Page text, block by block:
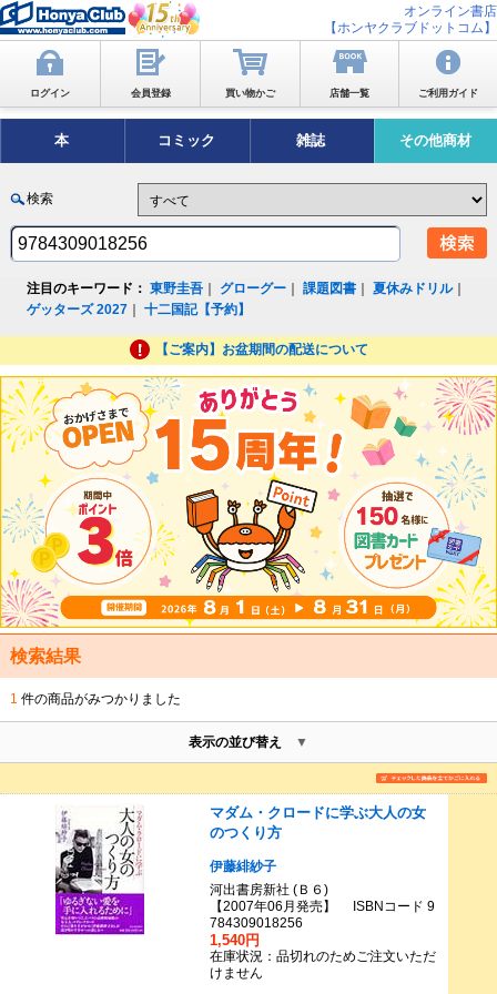
オンライン書店
【ホンヤクラブドットコム】
ログイン 会員登録 買い物かご 店舗一覧 ご利用ガイド
本 コミック 雑誌 その他商材
検索
注目のキーワード： 東野圭吾 グローグー ｜課題図書 ｜夏休みドリル｜
ゲッターズ 2027 ｜十二国記【予約】
【ご案内】お盆期間の配送について
検索結果
1 件の商品がみつかりました
表示の並び替え
マダム・クロードに学ぶ大人の女
のつくり方
伊藤緋紗子
河出書房新社 (Ｂ６)
【2007年06月発売】 ISBNコード 9
784309018256
1,540円
在庫状況：品切れのためご注文いただ
けません